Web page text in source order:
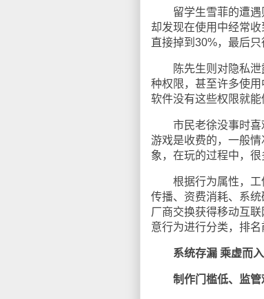
留学生雪菲的遭遇则
却发现在使用中经常
直接掉到30%，最后只
陈先生则对隐私泄露
种权限，甚至许多使
软件没有这些权限就能
市民老徐没事时喜欢
游戏是收费的，一般
象，在玩的过程中，
根据行为属性，工信
传播、资费消耗、系
厂商交换获得移动互
意行为进行分类，排
系统存漏 乘虚而入
制作门槛低、监管